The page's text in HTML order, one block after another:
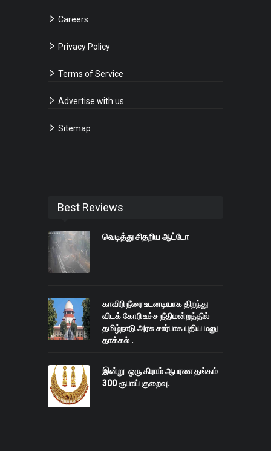
Careers
Privacy Policy
Terms of Service
Advertise with us
Sitemap
Best Reviews
வெடித்து சிதறிய ஆட்டோ
காவிரி நீரை உடனடியாக திறந்து
விடக் கோரி உச்ச நீதிமன்றத்தில்
தமிழ்நாடு அரசு சார்பாக புதிய மனு
தாக்கல் .
இன்று ஒரு கிராம் ஆபரண தங்கம்
300 ரூபாய் குறைவு.